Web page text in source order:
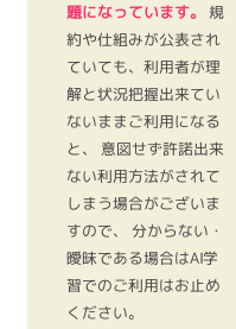
題になっています。
規
約や仕組みが公表され
ていても、利用者が理
解と状況把握出来てい
ないままご利用になる
と、 意図せず許諾出来
ない利用方法がされて
しまう場合がございま
すので、 分からない・
曖昧である場合はAI学
習でのご利用はお止め
ください。